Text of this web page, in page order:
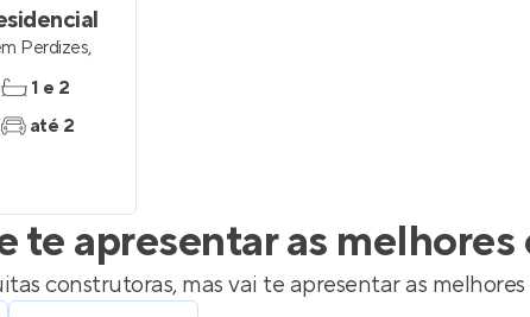
Perdizes,
1 e 2
até 2
te apresentar as
construtoras, mas vai te apresentar as